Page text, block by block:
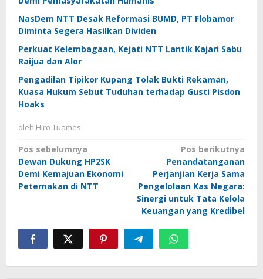
NasDem NTT Desak Reformasi BUMD, PT Flobamor
Diminta Segera Hasilkan Dividen
Perkuat Kelembagaan, Kejati NTT Lantik Kajari Sabu
Raijua dan Alor
Pengadilan Tipikor Kupang Tolak Bukti Rekaman,
Kuasa Hukum Sebut Tuduhan terhadap Gusti Pisdon
Hoaks
oleh Hiro Tuames
Navigasi
pos
Pos sebelumnya
Dewan Dukung HP2SK
Demi Kemajuan Ekonomi
Peternakan di NTT
Pos berikutnya
Penandatanganan
Perjanjian Kerja Sama
Pengelolaan Kas Negara:
Sinergi untuk Tata Kelola
Keuangan yang Kredibel